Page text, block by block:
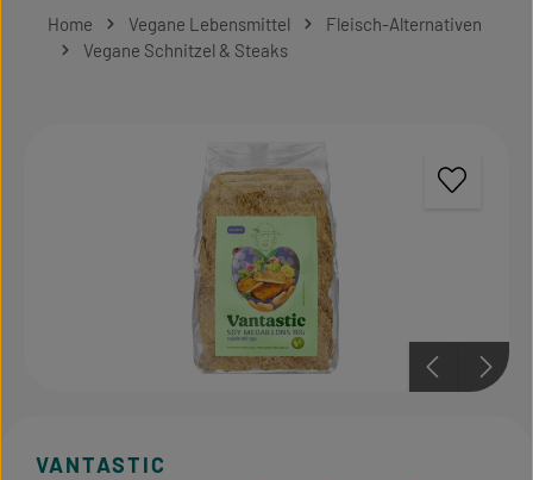
Home Vegane Lebensmittel
Fleisch-Alternativen
Vegane Schnitzel & Steaks